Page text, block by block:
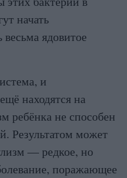
начать
ядовитое
и
находятся на
ребёнка не способен
Результатом может
— редкое, но
поражающее